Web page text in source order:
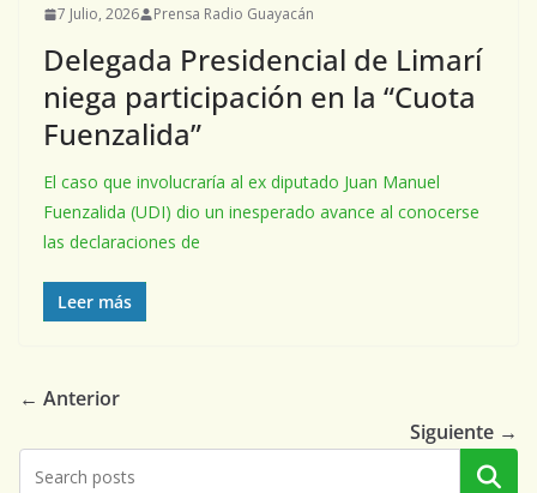
7 Julio, 2026 Prensa Radio Guayacán
Delegada Presidencial de Limarí
niega participación en la “Cuota
Fuenzalida”
El caso que involucraría al ex diputado Juan Manuel
Fuenzalida (UDI) dio un inesperado avance al conocerse
las declaraciones de
Leer más
← Anterior
Siguiente →
Buscar